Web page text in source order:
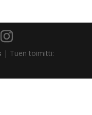
| Tuen toimitti: